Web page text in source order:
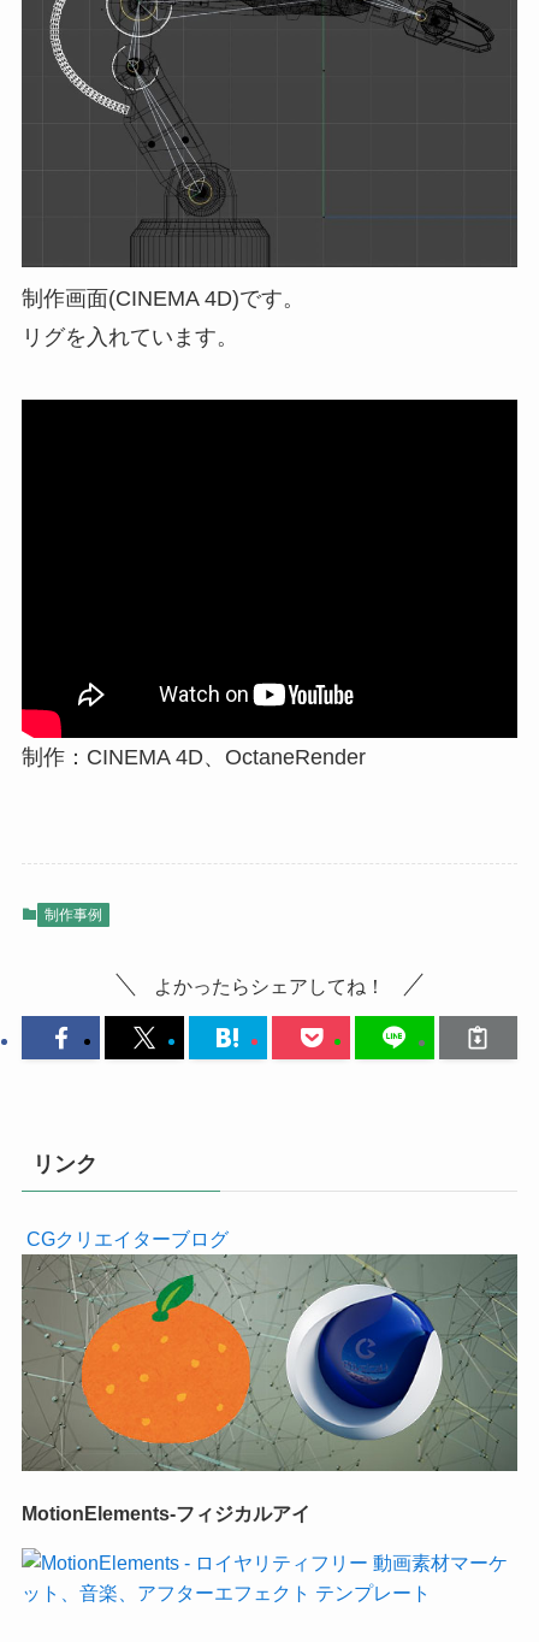
制作画面(CINEMA 4D)です。
リグを入れています。
制作：CINEMA 4D、OctaneRender
制作事例
よかったらシェアしてね！
リンク
CGクリエイターブログ
MotionElements-フィジカルアイ